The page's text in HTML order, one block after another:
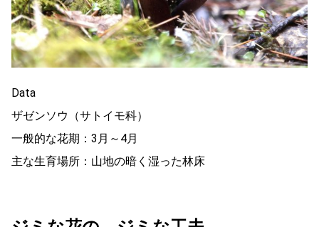
Data
ザゼンソウ（サトイモ科）
一般的な花期：3月～4月
主な生育場所：山地の暗く湿った林床